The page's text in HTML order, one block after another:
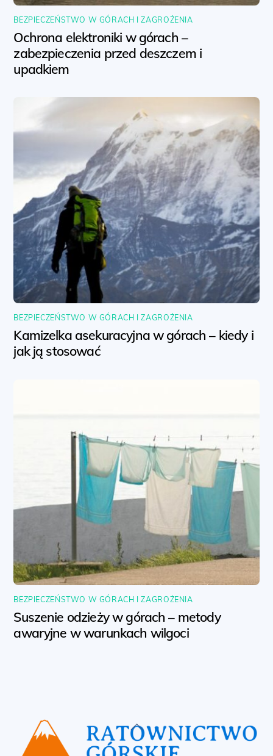
BEZPIECZEŃSTWO W GÓRACH I ZAGROŻENIA
Ochrona elektroniki w górach –
zabezpieczenia przed deszczem i
upadkiem
BEZPIECZEŃSTWO W GÓRACH I ZAGROŻENIA
Kamizelka asekuracyjna w górach – kiedy i
jak ją stosować
BEZPIECZEŃSTWO W GÓRACH I ZAGROŻENIA
Suszenie odzieży w górach – metody
awaryjne w warunkach wilgoci
Back
To